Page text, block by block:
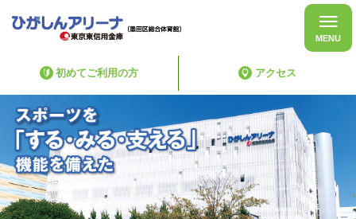
MENU
初めてご利用の方 アクセス